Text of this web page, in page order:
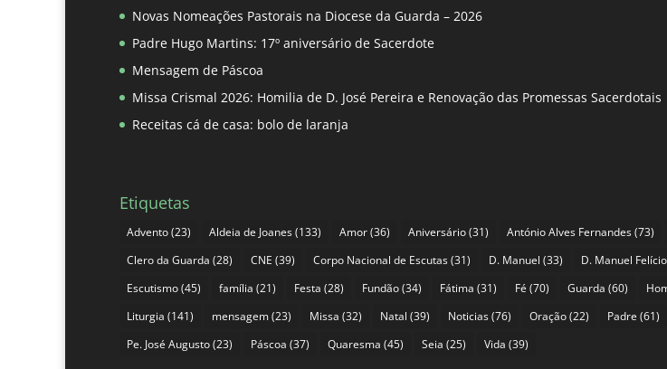
Novas Nomeações Pastorais na Diocese da Guarda – 2026
Padre Hugo Martins: 17º aniversário de Sacerdote
Mensagem de Páscoa
Missa Crismal 2026: Homilia de D. José Pereira e Renovação das Promessas Sacerdotais
Receitas cá de casa: bolo de laranja
Etiquetas
Advento(23) Aldeia de Joanes(133) Amor(36) Aniversário(31) António Alves Fernandes(73)
Clero da Guarda (28) CNE (39) Corpo Nacional de Escutas(31) D. Manuel (33) D. Manuel Felício
Escutismo(45) família (21) Festa (28) Fundão(34) Fátima (31) Fé (70) Guarda (60)
Liturgia (141) mensagem(23) Missa (32) Natal (39) Noticias(76) Oração(22) Padre (61)
Pe. José Augusto(23) Páscoa (37) Quaresma (45) Seia (25) Vida (39)